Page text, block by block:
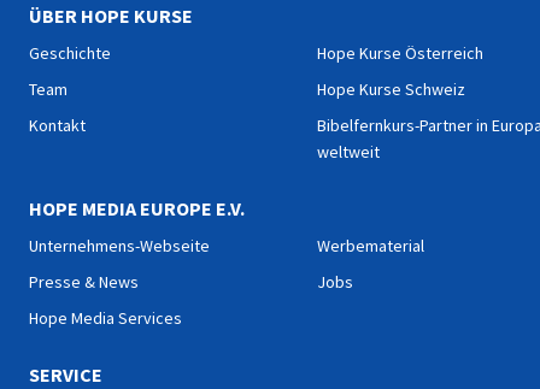
ÜBER HOPE KURSE
Geschichte
Team
Kontakt
Hope Kurse Österreich
Hope Kurse Schweiz
Bibelfernkurs-Partner in
weltweit
HOPE MEDIA EUROPE E.V.
Unternehmens-Webseite
Presse & News
Hope Media Services
Werbematerial
Jobs
SERVICE